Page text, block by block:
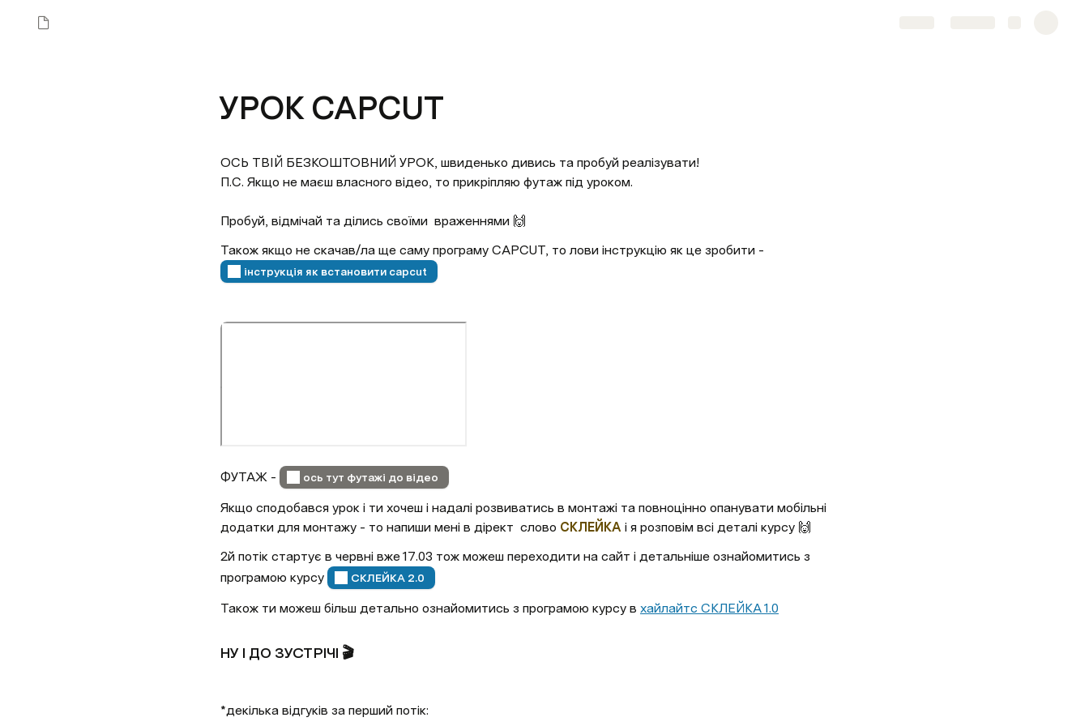
УРОК CAPCUT
ОСЬ ТВІЙ БЕЗКОШТОВНИЙ УРОК, швиденько дивись та пробуй реалізувати!
П.С. Якщо не маєш власного відео, то прикріпляю футаж під уроком.
Пробуй, відмічай та ділись своїми  враженнями 🙌
Також якщо не скачав/ла ще саму програму CAPCUT, то лови інструкцію як це зробити -
інструкція як встановити capcut
ФУТАЖ - ось тут футажі до відео
Якщо сподобався урок і ти хочеш і надалі розвиватись в монтажі та повноцінно опанувати мобільні
додатки для монтажу - то напиши мені в дірект  слово СКЛЕЙКА і я розповім всі деталі курсу 🙌
2й потік стартує в червні вже 17.03 тож можеш переходити на сайт і детальніше ознайомитись з
програмою курсу
СКЛЕЙКА 2.0
Також ти можеш більш детально ознайомитись з програмою курсу в хайлайтс СКЛЕЙКА 1.0
НУ І ДО ЗУСТРІЧІ 🎬
*декілька відгуків за перший потік: